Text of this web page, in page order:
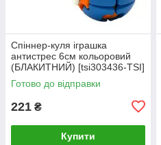
Спіннер-куля іграшка
антистрес 6см кольоровий
(БЛАКИТНИЙ) [tsi303436-TSI]
Готово до відправки
221 ₴
Купити